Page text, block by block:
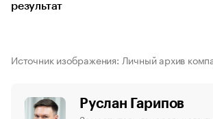
результат
Источник изображения: Личный архив
Руслан Гарипов